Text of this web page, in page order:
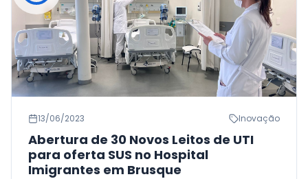
13/06/2023 Inovação
Abertura de 30 Novos Leitos de UTI
para oferta SUS no Hospital
Imigrantes em Brusque